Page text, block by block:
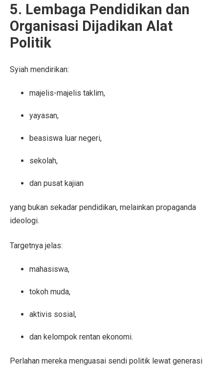
5. Lembaga Pendidikan dan
Organisasi Dijadikan Alat
Politik
Syiah mendirikan:
majelis-majelis taklim,
yayasan,
beasiswa luar negeri,
sekolah,
dan pusat kajian
yang bukan sekadar pendidikan, melainkan propaganda
ideologi.
Targetnya jelas:
mahasiswa,
tokoh muda,
aktivis sosial,
dan kelompok rentan ekonomi.
Perlahan mereka menguasai sendi politik lewat generasi